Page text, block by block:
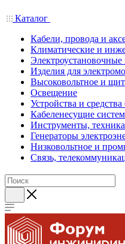
Каталог
Кабели, провода и
Климатические и
Электроустановочные
Изделия для
Высоковольтное и
Освещение
Устройства и средства
Кабеленесущие
Инструменты, техника
Генераторы
Низковольтное и
Связь,